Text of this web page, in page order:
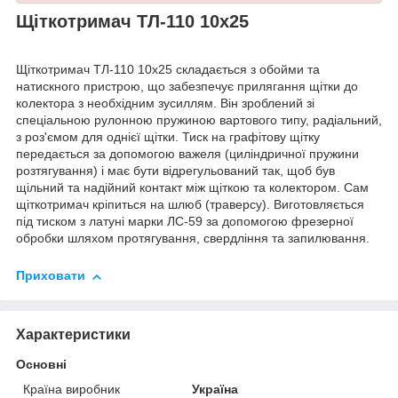
Щіткотримач ТЛ-110 10х25
Щіткотримач ТЛ-110 10х25 складається з обойми та
натискного пристрою, що забезпечує прилягання щітки до
колектора з необхідним зусиллям. Він зроблений зі
спеціальною рулонною пружиною вартового типу, радіальний,
з роз'ємом для однієї щітки. Тиск на графітову щітку
передається за допомогою важеля (циліндричної пружини
розтягування) і має бути відрегульований так, щоб був
щільний та надійний контакт між щіткою та колектором. Сам
щіткотримач кріпиться на шлюб (траверсу). Виготовляється
під тиском з латуні марки ЛС-59 за допомогою фрезерної
обробки шляхом протягування, свердління та запилювання.
Приховати
Характеристики
Основні
Країна виробник
Україна